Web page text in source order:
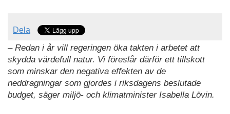
Dela
– Redan i år vill regeringen öka takten i arbetet att
skydda värdefull natur. Vi föreslår därför ett tillskott
som minskar den negativa effekten av de
neddragningar som gjordes i riksdagens beslutade
budget, säger miljö- och klimatminister Isabella Lövin.